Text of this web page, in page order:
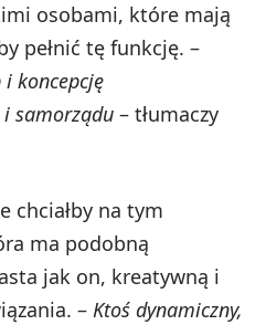
osobami, które mają
pełnić tę funkcję. –
i koncepcję
samorządu – tłumaczy
chciałby na tym
ma podobną
jak on, kreatywną i
– Ktoś dynamiczny,